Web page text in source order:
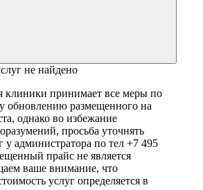
не найдено
клиники принимает все меры по
обновлению размещенного на
однако во избежание
просьба уточнять
у администратора по тел +7 495
прайс не является
ваше внимание, что
услуг определяется в